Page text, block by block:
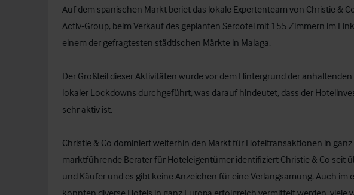
Auf dem spanischen Markt beriet das lokale Expertenteam von Christie &
Activ-Group, beim Verkauf des geplanten Sercotel mit 155 Zimmern im
einem der gefragtesten städtischen Märkte in Malaga.
Der Großteil dieser Aktivitäten wurde vor dem Hintergrund der
lokaler Lockdowns durchgeführt, was darauf hindeutet, dass der
sehr aktiv ist.
Christie & Co dominiert weiterhin den Markt für Hoteltransaktionen in ganz
marktführende Berater für Hoteleigentümer identifiziert Christie & Co seit
und Käufer und es gibt keine Anzeichen für eine Verlangsamung. Auch im